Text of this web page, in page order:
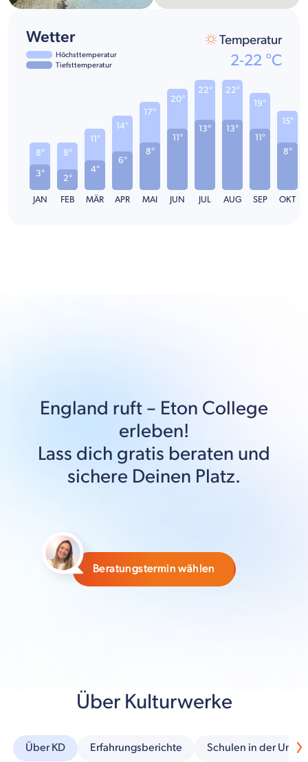
Wetter
Höchsttemperatur
Tiefsttemperatur
Temperatur
2-22 °C
3°
8°
JAN
2°
8°
FEB
4°
11°
MÄR
6°
14°
APR
8°
17°
MAI
11°
20°
JUN
13°
22°
JUL
13°
22°
AUG
11°
19°
SEP
8°
15°
OKT
England ruft – Eton College
erleben!
Lass dich gratis beraten und
sichere Deinen Platz.
Beratungstermin wählen
Über Kulturwerke
Über KD Erfahrungsberichte Schulen in der